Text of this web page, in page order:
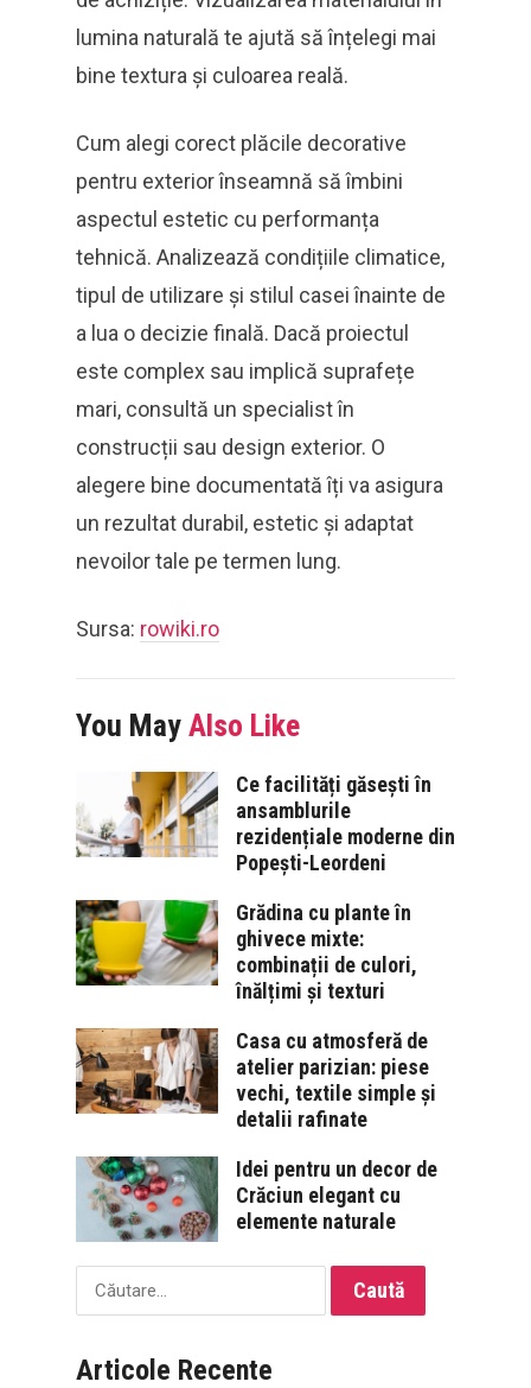
lumina naturală te ajută să înțelegi mai
bine textura și culoarea reală.
Cum alegi corect plăcile decorative
pentru exterior înseamnă să îmbini
aspectul estetic cu performanța
tehnică. Analizează condițiile climatice,
tipul de utilizare și stilul casei înainte de
a lua o decizie finală. Dacă proiectul
este complex sau implică suprafețe
mari, consultă un specialist în
construcții sau design exterior. O
alegere bine documentată îți va asigura
un rezultat durabil, estetic și adaptat
nevoilor tale pe termen lung.
Sursa: rowiki.ro
You May Also Like
Ce facilități găsești în
ansamblurile
rezidențiale moderne din
Popești-Leordeni
Grădina cu plante în
ghivece mixte:
combinații de culori,
înălțimi și texturi
Casa cu atmosferă de
atelier parizian: piese
vechi, textile simple și
detalii rafinate
Idei pentru un decor de
Crăciun elegant cu
elemente naturale
Caută
după:
Articole Recente